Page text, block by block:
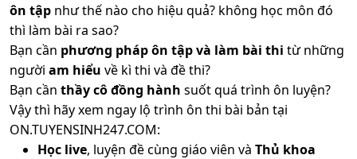
ôn tập như thế nào cho hiệu quả? không học môn đó
thì làm bài ra sao?
Bạn cần phương pháp ôn tập và làm bài thi từ những
người am hiểu về kì thi và đề thi?
Bạn cần thầy cô đồng hành suốt quá trình ôn luyện?
Vậy thì hãy xem ngay lộ trình ôn thi bài bản tại
ON.TUYENSINH247.COM:
Học live, luyện đề cùng giáo viên và Thủ khoa